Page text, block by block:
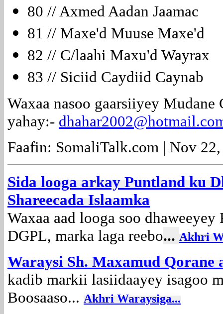
80 // Axmed Aadan Jaamac
81 // Maxe'd Muuse Maxe'd
82 // C/laahi Maxu'd Wayrax
83 // Siciid Caydiid Caynab
Waxaa nasoo gaarsiiyey
yahay:-
Faafin: SomaliTalk.com | Nov
Sida looga arkay Puntland ku
Shareecada Islaamka
Waxaa aad looga soo
DGPL, marka laga reebo... Akhri
Waraysi Sh. Maxamud Qorane
kadib markii lasiidaayey isagoo
Boosaaso... Akhri Waraysiga...